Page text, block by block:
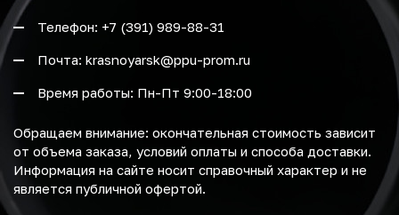
Телефон: +7 (391) 989-88-31
Почта: krasnoyarsk@ppu-prom.ru
Время работы: Пн-Пт 9:00-18:00
Обращаем внимание: окончательная стоимость зависит
от объема заказа, условий оплаты и способа доставки.
Информация на сайте носит справочный характер и не
является публичной офертой.